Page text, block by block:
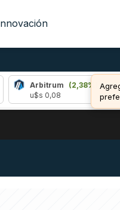
Arbitrum (2,38%)
u$s 0,08
EN BITCOIN, DÓLAR